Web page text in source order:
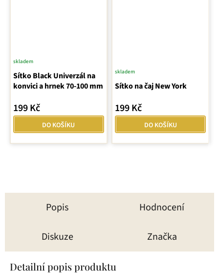
Sítko Black Univerzál na
konvici a hrnek 70-100 mm
Průměrné
hodnocení
produktu
5,0
5
hvězdiček.
skladem
199 Kč
DO KOŠÍKU
Sítko na čaj New York
Průměrné
hodnocení
je
z
5
skladem
199 Kč
DO KOŠÍKU
Popis Hodnocení
Diskuze Značka
Detailní popis produktu